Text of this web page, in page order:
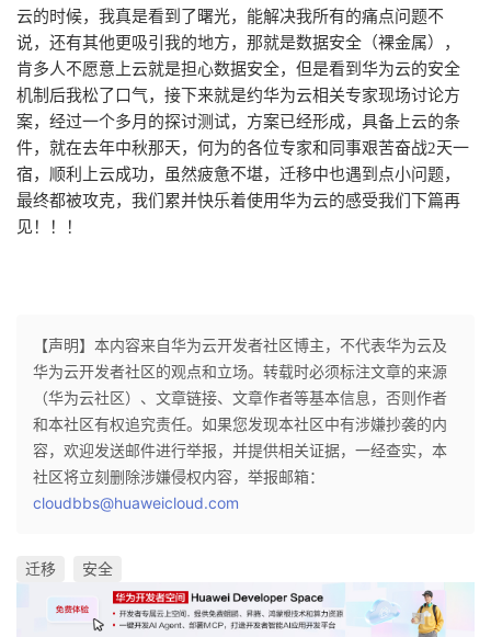
子
直
播
的
活
动
我
的
关
注
我
的
开
发
学
堂
我
的
程
我
认
的
我
我
的
Programs
我
的
持
我
的
技
我
的
云的时候，我真是看到了曙光，能解决我所有的痛点问题不
说，还有其他更吸引我的地方，那就是数据安全（裸金属），
肯多人不愿意上云就是担心数据安全，但是看到华为云的安全
机制后我松了口气，接下来就是约华为云相关专家现场讨论方
案，经过一个多月的探讨测试，方案已经形成，具备上云的条
件，就在去年中秋那天，何为的各位专家和同事艰苦奋战2天一
宿，顺利上云成功，虽然疲惫不堪，迁移中也遇到点小问题，
最终都被攻克，我们累并快乐着使用华为云的感受我们下篇再
见！！！
【声明】本内容来自华为云开发者社区博主，不代表华为云及
华为云开发者社区的观点和立场。转载时必须标注文章的来源
（华为云社区）、文章链接、文章作者等基本信息，否则作者
和本社区有权追究责任。如果您发现本社区中有涉嫌抄袭的内
容，欢迎发送邮件进行举报，并提供相关证据，一经查实，本
社区将立刻删除涉嫌侵权内容，举报邮箱：
cloudbbs@huaweicloud.com
迁移 安全